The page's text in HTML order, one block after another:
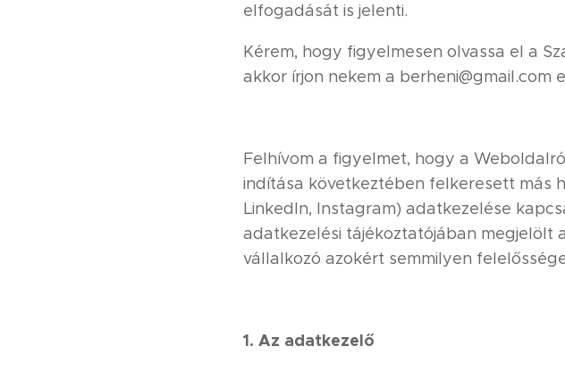
elfogadását is jelenti.
Kérem, hogy figyelmesen olvassa el a
akkor írjon nekem a berheni@gmail.com
Felhívom a figyelmet, hogy a
indítása következtében felkeresett más
LinkedIn, Instagram) adatkezelése
adatkezelési tájékoztatójában megjelölt
vállalkozó azokért semmilyen
1. Az adatkezelő